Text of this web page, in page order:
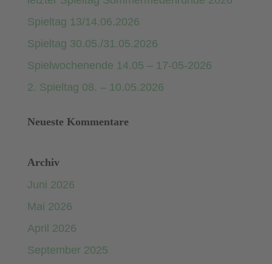
Spieltag 13/14.06.2026
Spieltag 30.05./31.05.2026
Spielwochenende 14.05 – 17-05-2026
2. Spieltag 08. – 10.05.2026
Neueste Kommentare
Archiv
Juni 2026
Mai 2026
April 2026
September 2025